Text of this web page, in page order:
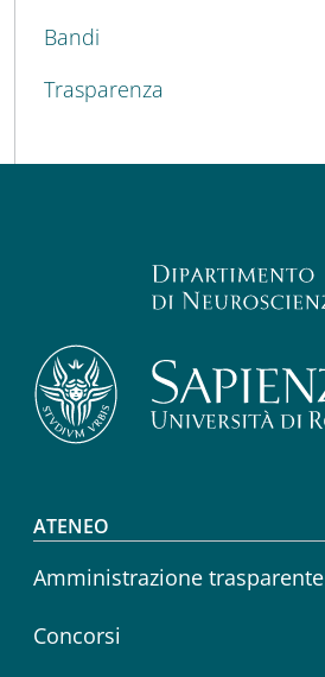
Bandi
Trasparenza
Footer menu
ATENEO
Amministrazione trasparente
Concorsi